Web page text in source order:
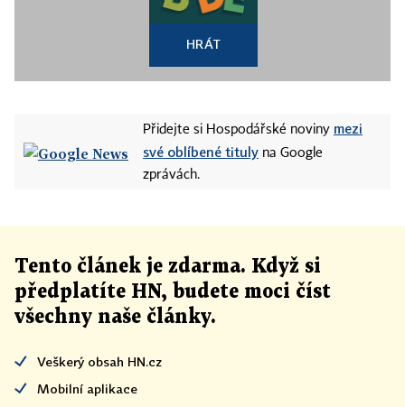
HRÁT
Přidejte si Hospodářské noviny mezi
své oblíbené tituly na Google
zprávách.
Tento článek je zdarma. Když si
předplatíte HN, budete moci číst
všechny naše články.
Veškerý obsah HN.cz
Mobilní aplikace